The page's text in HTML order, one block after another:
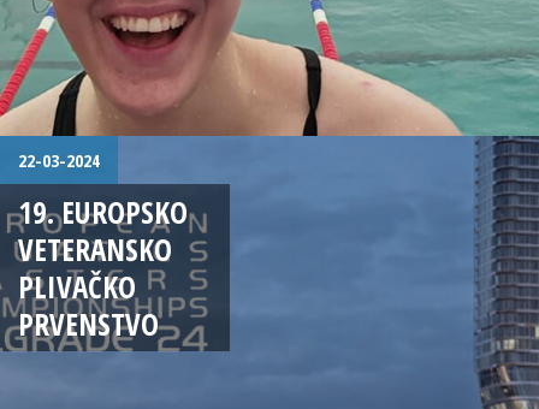
22-03-2024
19. EUROPSKO
VETERANSKO
PLIVAČKO
PRVENSTVO